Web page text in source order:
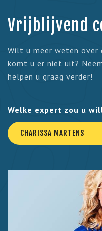
Vrijblijvend
Wilt u meer weten over
komt u er niet uit?
helpen u graag verder!
Welke expert zou u
CHARISSA MARTENS